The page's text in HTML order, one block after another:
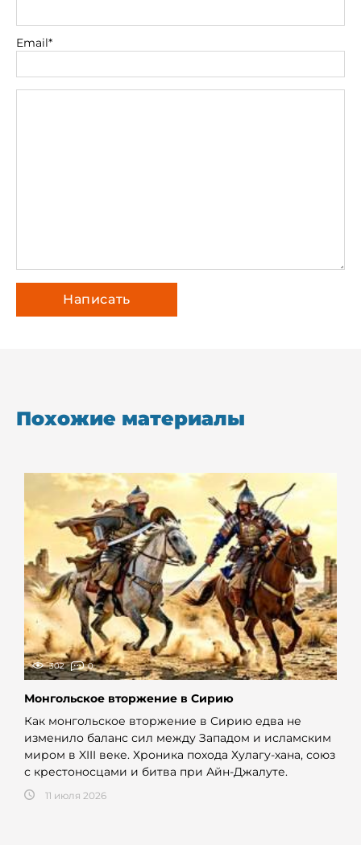
Email*
Похожие материалы
302 0
Монгольское вторжение в Сирию
Как монгольское вторжение в Сирию едва не
изменило баланс сил между Западом и исламским
миром в XIII веке. Хроника похода Хулагу-хана, союз
с крестоносцами и битва при Айн-Джалуте.
11 июля 2026